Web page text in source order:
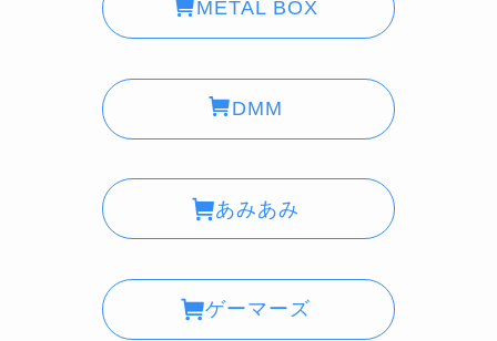
METAL BOX
DMM
あみあみ
ゲーマーズ